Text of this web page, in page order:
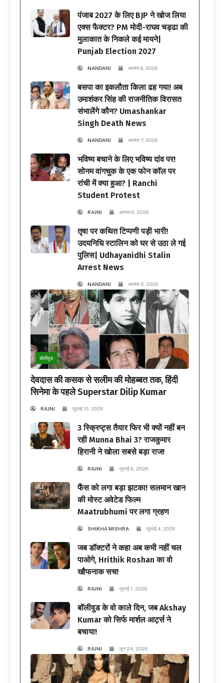
पंजाब 2027 के लिए BJP ने खोज लिया
एक्स फैक्टर? PM मोदी-राघव चड्ढा की
मुलाकात के निकले कई मायने|
Punjab Election 2027
NANDANI अगस्त 9, 2026
बसपा का इकलौता किला ढह गया! अब
उमाशंकर सिंह की राजनीतिक विरासत
संभालेंगे कौन? Umashankar
Singh Death News
NANDANI अगस्त 7, 2026
भविष्य बचाने के लिए भविष्य दांव पर!
सोनम वांगचुक के एक फोन कॉल पर
रांची में क्या हुआ? | Ranchi
Student Protest
RAJNI अगस्त 6, 2026
तृषा पर कथित टिप्पणी पड़ी भारी!
उदयनिधि स्टालिन को घर से उठा ले गई
पुलिस| Udhayanidhi Stalin
Arrest News
NANDANI अगस्त 5, 2026
बॉलीवुड
देवदास की कसक से सलीम की मोहब्बत तक, हिंदी
सिनेमा के पहले Superstar Dilip Kumar
RAJNI जुलाई 15, 2026
3 स्क्रिप्ट्स तैयार फिर भी क्यों नहीं बन
रही Munna Bhai 3? राजकुमार
हिरानी ने खोला सबसे बड़ा राज!
RAJNI जुलाई 8, 2026
फैंस को लगा बड़ा झटका! सलमान खान
की मोस्ट अवेटेड फिल्म
Maatrubhumi पर लगा ग्रहण
SHIKHA MISHRA जुलाई 4, 2026
जब डॉक्टरों ने कहा अब कभी नहीं चल
पाओगे, Hrithik Roshan का वो
खौफनाक सच!
RAJNI जुलाई 1, 2026
बॉलीवुड के वो काले दिन, जब Akshay
Kumar को सिर्फ मार्शल आर्ट्स ने
बचाया!
RAJNI जून 24, 2026